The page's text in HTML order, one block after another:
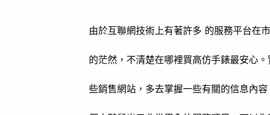
由於互聯網技術上有著許多 的服務平台在
的茫然，不清楚在哪裡買高仿手錶最安心
些銷售網站，多去掌握一些有關的信息內